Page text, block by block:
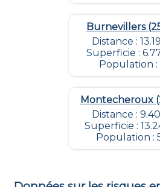
Burnevillers
Distance :
Superficie :
Population :
Montecheroux
Distance :
Superficie :
Population :